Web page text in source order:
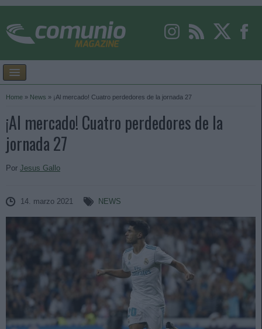
Home » News » ¡Al mercado! Cuatro perdedores de la jornada 27
¡Al mercado! Cuatro perdedores de la
jornada 27
Por Jesus Gallo
14. marzo 2021 NEWS